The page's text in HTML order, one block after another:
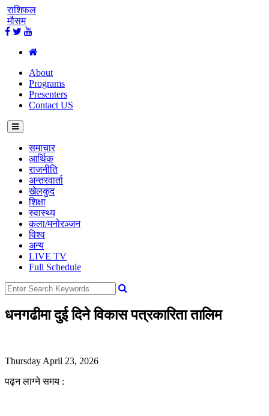
राशिफल
मौसम
About
Programs
Presenters
Contact US
समाचार
आर्थिक
राजनीति
अन्तरवार्ता
खेलकुद
शिक्षा
स्वास्थ्य
कला/मनोरञ्जन
विश्व
अन्य
LIVE TV
Full Schedule
धनगढीमा दुई दिने विकास पत्रकारिता तालिम
Thursday April 23, 2026
पढ्न लाग्ने समय :